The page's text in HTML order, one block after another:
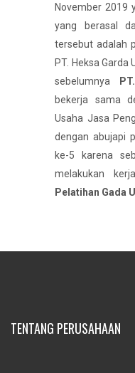
November 2019
yang berasal
tersebut adalah
PT. Heksa
sebelumnya
bekerja sama
Usaha Jasa
dengan abujapi
ke-5 karena
melakukan
Pelatihan Gada
TENTANG PERUSAHAAN